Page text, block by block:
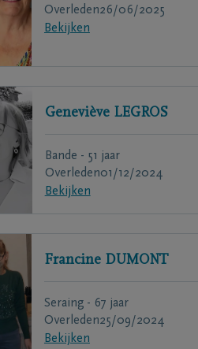
Overleden26/06/2025
Bekijken
Geneviève LEGROS
Bande - 51 jaar
Overleden01/12/2024
Bekijken
Francine DUMONT
Seraing - 67 jaar
Overleden25/09/2024
Bekijken